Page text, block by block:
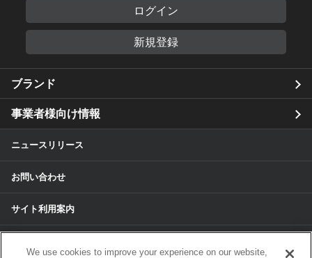
ログイン
新規登録
ブランド
事業者様向け情報
ニュースリリース
お問い合わせ
サイト利用案内
We use cookies to improve your experience on our website,